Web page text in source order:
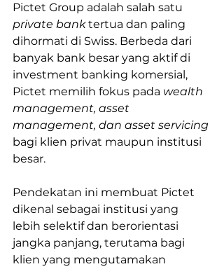
Pictet Group adalah salah satu
private bank tertua dan paling
dihormati di Swiss. Berbeda dari
banyak bank besar yang aktif di
investment banking komersial,
Pictet memilih fokus pada wealth
management, asset
management, dan asset servicing
bagi klien privat maupun institusi
besar.
Pendekatan ini membuat Pictet
dikenal sebagai institusi yang
lebih selektif dan berorientasi
jangka panjang, terutama bagi
klien yang mengutamakan